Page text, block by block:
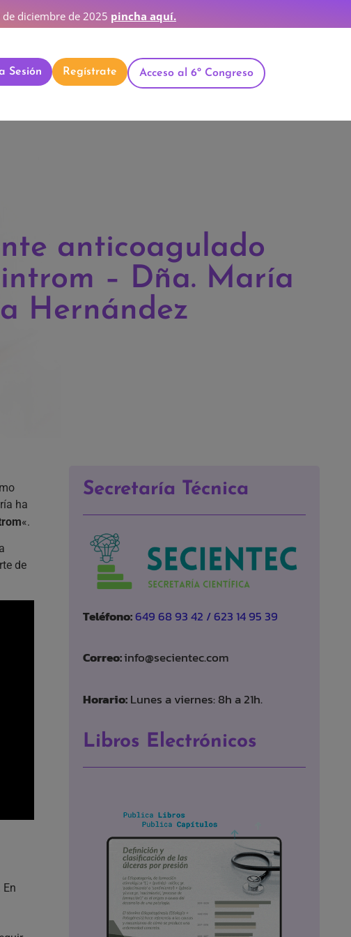
diciembre de 2025 pincha aquí.
Sesión Regístrate Acceso al 6º Congreso
anticoagulado
– Dña. María
Hernández
ha
«.
de
Secretaría Técnica
Teléfono:649 68 93 42 / 623 14 95 39
Correo:info@secientec.com
Horario:Lunes a viernes: 8h a 21h.
Libros Electrónicos